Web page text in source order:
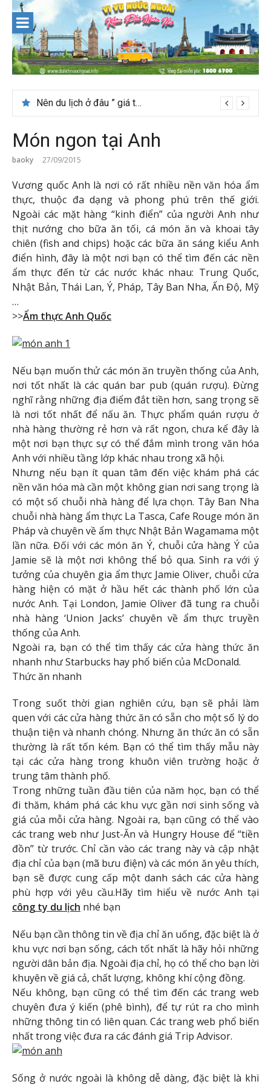
content
Nên du lịch ở đâu ” giá tốt” dịp lễ quốc khánh 2/9
Món ngon tại Anh
baoky 27/09/2015
Vương quốc Anh là nơi có rất nhiều nền văn hóa ẩm
thực, thuộc đa dạng và phong phú trên thế giới.
Ngoài các mặt hàng “kinh điển” của người Anh như
thịt nướng cho bữa ăn tối, cá món ăn và khoai tây
chiên (fish and chips) hoặc các bữa ăn sáng kiểu Anh
điển hình, đây là một nơi bạn có thể tìm đến các nền
ẩm thực đến từ các nước khác nhau: Trung Quốc,
Nhật Bản, Thái Lan, Ý, Pháp, Tây Ban Nha, Ấn Độ, Mỹ
…
>>Ẩm thực Anh Quốc
Nếu bạn muốn thử các món ăn truyền thống của Anh,
nơi tốt nhất là các quán bar pub (quán rượu). Đừng
nghĩ rằng những địa điểm đắt tiền hơn, sang trọng sẽ
là nơi tốt nhất để nấu ăn. Thực phẩm quán rượu ở
nhà hàng thường rẻ hơn và rất ngon, chưa kể đây là
một nơi bạn thực sự có thể đắm mình trong văn hóa
Anh với nhiều tầng lớp khác nhau trong xã hội.
Nhưng nếu bạn ít quan tâm đến việc khám phá các
nền văn hóa mà cần một không gian nơi sang trọng là
có một số chuỗi nhà hàng để lựa chọn. Tây Ban Nha
chuỗi nhà hàng ẩm thực La Tasca, Cafe Rouge món ăn
Pháp và chuyên về ẩm thực Nhật Bản Wagamama một
lần nữa. Đối với các món ăn Ý, chuỗi cửa hàng Ý của
Jamie sẽ là một nơi không thể bỏ qua. Sinh ra với ý
tưởng của chuyên gia ẩm thực Jamie Oliver, chuỗi cửa
hàng hiện có mặt ở hầu hết các thành phố lớn của
nước Anh. Tại London, Jamie Oliver đã tung ra chuỗi
nhà hàng ‘Union Jacks’ chuyên về ẩm thực truyền
thống của Anh.
Ngoài ra, bạn có thể tìm thấy các cửa hàng thức ăn
nhanh như Starbucks hay phổ biến của McDonald.
Thức ăn nhanh
Trong suốt thời gian nghiên cứu, bạn sẽ phải làm
quen với các cửa hàng thức ăn có sẵn cho một số lý do
thuận tiện và nhanh chóng. Nhưng ăn thức ăn có sẵn
thường là rất tốn kém. Bạn có thể tìm thấy mẫu này
tại các cửa hàng trong khuôn viên trường hoặc ở
trung tâm thành phố.
Trong những tuần đầu tiên của năm học, bạn có thể
đi thăm, khám phá các khu vực gần nơi sinh sống và
giá của mỗi cửa hàng. Ngoài ra, bạn cũng có thể vào
các trang web như Just-Ăn và Hungry House để “tiền
đồn” từ trước. Chỉ cần vào các trang này và cập nhật
địa chỉ của bạn (mã bưu điện) và các món ăn yêu thích,
bạn sẽ được cung cấp một danh sách các cửa hàng
phù hợp với yêu cầu.Hãy tìm hiểu về nước Anh tại
công ty du lịch nhé bạn
Nếu bạn cần thông tin về địa chỉ ăn uống, đặc biệt là ở
khu vực nơi bạn sống, cách tốt nhất là hãy hỏi những
người dân bản địa. Ngoài địa chỉ, họ có thể cho bạn lời
khuyên về giá cả, chất lượng, không khí cộng đồng.
Nếu không, bạn cũng có thể tìm đến các trang web
chuyên đưa ý kiến ​​(phê bình), để tự rút ra cho mình
những thông tin có liên quan. Các trang web phổ biến
nhất trong việc đưa ra các đánh giá Trip Advisor.
Sống ở nước ngoài là không dễ dàng, đặc biệt là khi